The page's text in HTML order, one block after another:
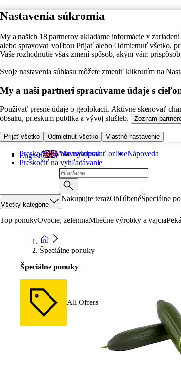
Nastavenia súkromia
My a našich 18 partnerov ukladáme informácie v
alebo spravovať voľbou Prijať alebo Odmietnuť všetko,
Vaše rozhodnutie však zmení spôsob, akým vám
Svoje nastavenia súhlasu môžete zmeniť kliknutím na
My a naši partneri spracúvame údaje s
Používať presné údaje o geolokácii. Aktívne skenovať
obsahu, prieskum publika a vývoj služieb.
Zoznam
Prijať všetko Odmietnuť všetko Vlastné nastavenie
Preskočiť na hlavný obsah
Preskočiť na vyhľadávanie
English Ako nakupovať onlineNápoveda
Všetky kategórie
Nakupujte terazObľúbenéŠpeciálne
Top ponukyOvocie, zeleninaMliečne výrobky a vajcia
Špeciálne ponuky
Špeciálne ponuky
All Offers